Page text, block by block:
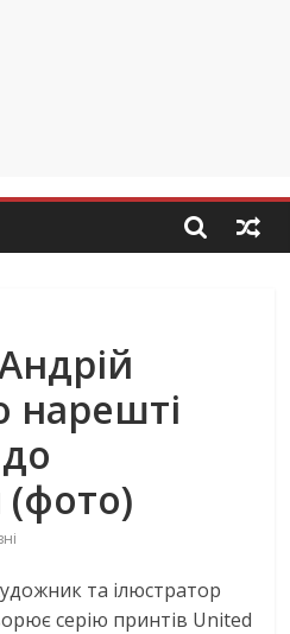
нарешті
та ілюстратор
серію принтів United